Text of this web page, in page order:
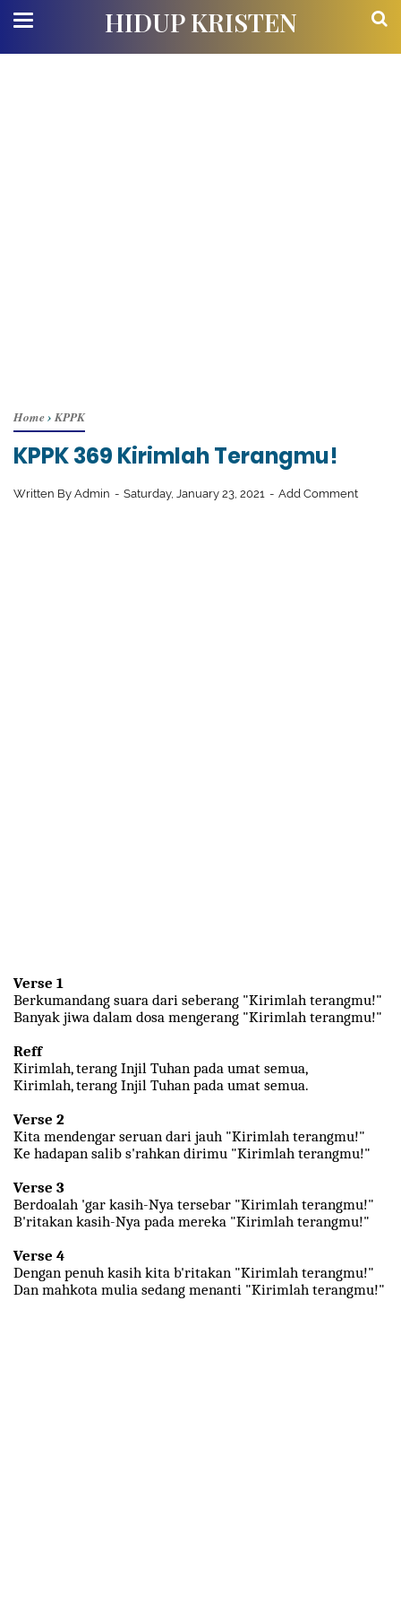
HIDUP KRISTEN
Home› KPPK
KPPK 369 Kirimlah Terangmu!
Written By Admin Saturday, January 23, 2021 Add Comment
Verse 1
Berkumandang suara dari seberang "Kirimlah terangmu!"
Banyak jiwa dalam dosa mengerang "Kirimlah terangmu!"
Reff
Kirimlah, terang Injil Tuhan pada umat semua,
Kirimlah, terang Injil Tuhan pada umat semua.
Verse 2
Kita mendengar seruan dari jauh "Kirimlah terangmu!"
Ke hadapan salib s'rahkan dirimu "Kirimlah terangmu!"
Verse 3
Berdoalah 'gar kasih-Nya tersebar "Kirimlah terangmu!"
B'ritakan kasih-Nya pada mereka "Kirimlah terangmu!"
Verse 4
Dengan penuh kasih kita b'ritakan "Kirimlah terangmu!"
Dan mahkota mulia sedang menanti "Kirimlah terangmu!"